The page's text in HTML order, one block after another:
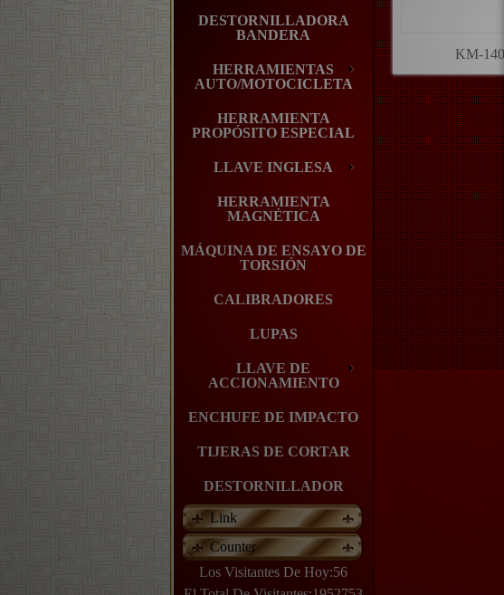
DESTORNILLADORA
BANDERA
HERRAMIENTAS
AUTO/MOTOCICLETA
HERRAMIENTA
PROPÓSITO ESPECIAL
LLAVE INGLESA
HERRAMIENTA
MAGNÉTICA
MÁQUINA DE ENSAYO DE
TORSIÓN
CALIBRADORES
LUPAS
LLAVE DE
ACCIONAMIENTO
ENCHUFE DE IMPACTO
TIJERAS DE CORTAR
DESTORNILLADOR
Link
Counter
Los Visitantes De Hoy:56
KM-